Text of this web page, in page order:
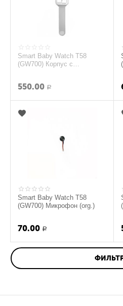
Smart Baby Watch T58
(GW700) Корпус с
550.00 Р
Smart Baby Watch T58
(GW700) Микрофон (org.)
70.00 Р